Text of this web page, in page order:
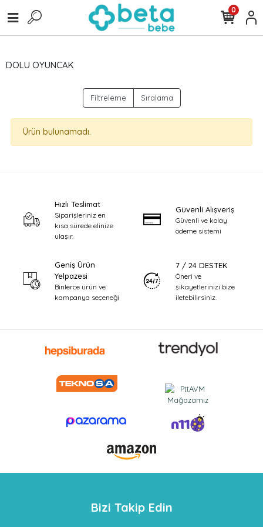
0
DOLU OYUNCAK
Filtreleme Sıralama
Ürün bulunamadı.
Hızlı Teslimat
Siparişleriniz en
kısa sürede elinize
ulaşır.
Güvenli Alışveriş
Güvenli ve kolay
ödeme sistemi
Geniş Ürün
Yelpazesi
Binlerce ürün ve
kampanya seçeneği
7 / 24 DESTEK
Öneri ve
şikayetlerinizi bize
iletebilirsiniz.
Bizi Takip Edin